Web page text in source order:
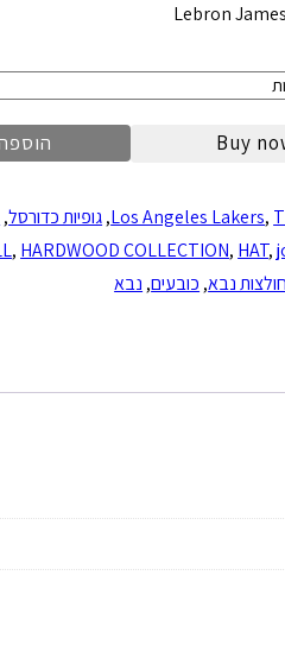
Lebron
Buy
Los Angeles Lakers,
,גופיות כדורסל,
, HARDWOOD COLLECTION, HAT,
חולצות נבא, כובעים, נבא